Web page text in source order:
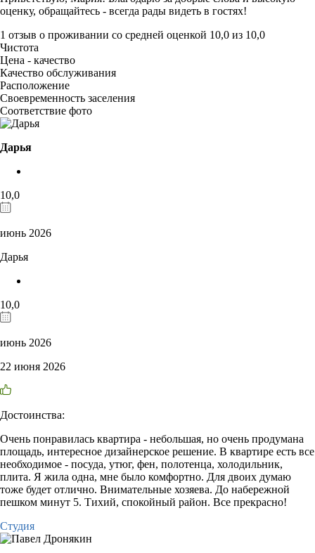
оценку, обращайтесь - всегда рады видеть в гостях!
1 отзыв о проживании со средней оценкой 10,0 из 10,0
Чистота
Цена - качество
Качество обслуживания
Расположение
Своевременность заселения
Соответствие фото
Дарья
10,0
июнь 2026
Дарья
10,0
июнь 2026
22 июня 2026
Достоинства:
Очень понравилась квартира - небольшая, но очень продумана
площадь, интересное дизайнерское решение. В квартире есть все
необходимое - посуда, утюг, фен, полотенца, холодильник,
плита. Я жила одна, мне было комфортно. Для двоих думаю
тоже будет отлично. Внимательные хозяева. До набережной
пешком минут 5. Тихий, спокойный район. Все прекрасно!
Студия